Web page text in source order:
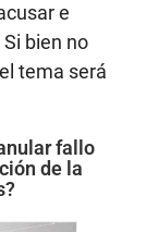
e
Si bien no
tema será
fallo
de la